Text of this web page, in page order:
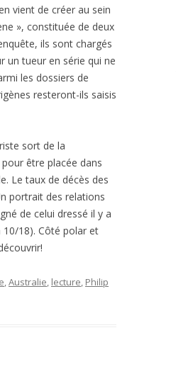
vient de créer au sein
», constituée de deux
ils sont chargés
un tueur en série qui ne
les dossiers de
resteront-ils saisis
sort de la
être placée dans
Le taux de décès des
portrait des relations
de celui dressé il y a
10/18). Côté polar et
,Australie, lecture, Philip